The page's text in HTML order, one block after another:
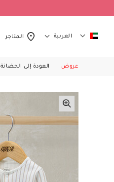
العربية المتاجر
عروض العودة إلى الحضانة